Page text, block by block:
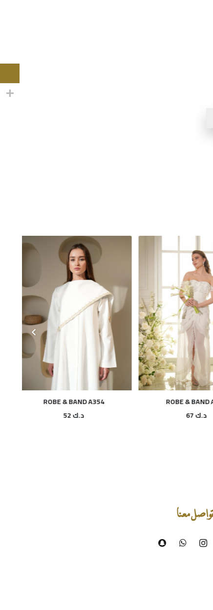
ROBE &
د.ك67
ROBE & BAND A354
د.ك52
تواصل معنا